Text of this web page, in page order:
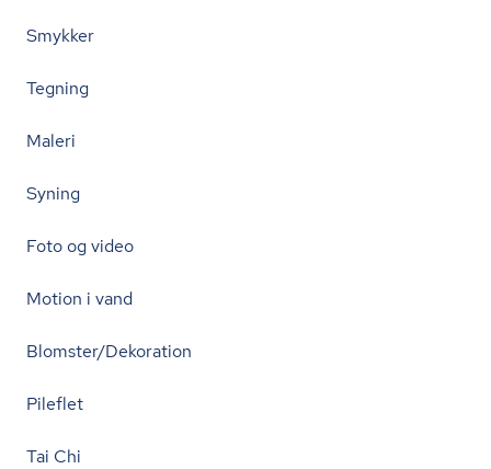
Smykker
Tegning
Maleri
Syning
Foto og video
Motion i vand
Blomster/Dekoration
Pileflet
Tai Chi